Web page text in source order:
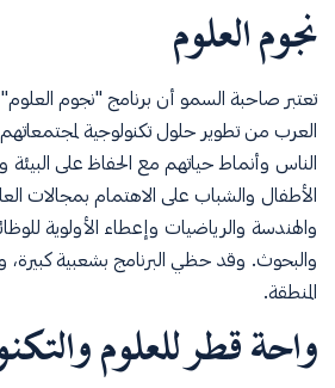
نجوم العلوم
تعتبر صاحبة السمو أن برنامج "نجوم العلوم"
العرب من تطوير حلول تكنولوجية
الناس وأنماط حياتهم مع الحفاظ على
الأطفال والشباب على الاهتمام بمجالات
والهندسة والرياضيات وإعطاء الأولوية
والبحوث. وقد حظي البرنامج بشعبية
المنطقة.
واحة قطر للعلوم